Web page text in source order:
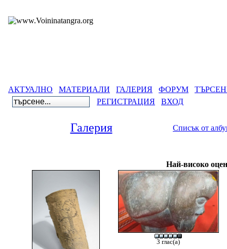
АКТУАЛНО МАТЕРИАЛИ ГАЛЕРИЯ ФОРУМ
РЕГИСТРАЦИЯ
ВХОД
Галерия Списък от
Най-високо
3 глас(а)